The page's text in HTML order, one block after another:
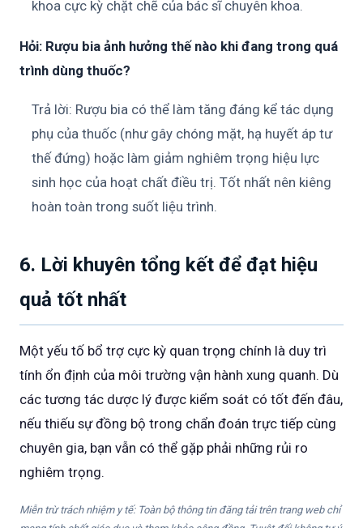
khoa cực kỳ chặt chẽ của bác sĩ chuyên khoa.
Hỏi: Rượu bia ảnh hưởng thế nào khi đang trong quá
trình dùng thuốc?
Trả lời: Rượu bia có thể làm tăng đáng kể tác dụng
phụ của thuốc (như gây chóng mặt, hạ huyết áp tư
thế đứng) hoặc làm giảm nghiêm trọng hiệu lực
sinh học của hoạt chất điều trị. Tốt nhất nên kiêng
hoàn toàn trong suốt liệu trình.
6. Lời khuyên tổng kết để đạt hiệu
quả tốt nhất
Một yếu tố bổ trợ cực kỳ quan trọng chính là duy trì
tính ổn định của môi trường vận hành xung quanh. Dù
các tương tác dược lý được kiểm soát có tốt đến đâu,
nếu thiếu sự đồng bộ trong chẩn đoán trực tiếp cùng
chuyên gia, bạn vẫn có thể gặp phải những rủi ro
nghiêm trọng.
Miễn trừ trách nhiệm y tế: Toàn bộ thông tin đăng tải trên trang web chỉ